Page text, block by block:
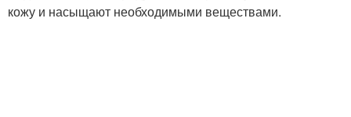
кожу и насыщают необходимыми веществами.